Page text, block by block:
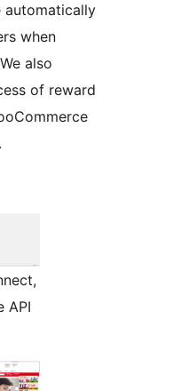
automatically
when
also
of reward
API